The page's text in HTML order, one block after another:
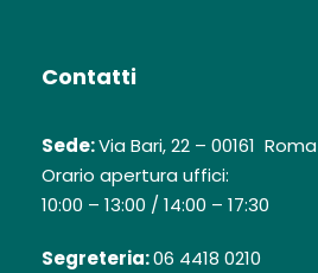
Contatti
Sede:Via Bari, 22 – 00161 Roma
Orario apertura uffici:
10:00 – 13:00 / 14:00 – 17:30
Segreteria:06 4418 0210